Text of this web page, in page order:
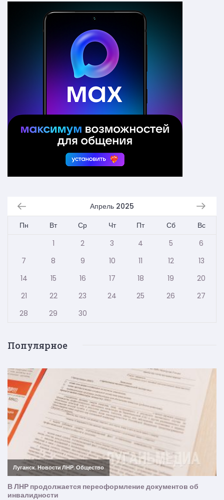
Апрель 2025
Пн
Вт Ср Чт Пт Сб
Вс
1
2 3 4 5
6
7
8 9 10 11 12
13
14
15 16 17 18 19
20
21
22 23 24 25 26
27
28
29 30
Популярное